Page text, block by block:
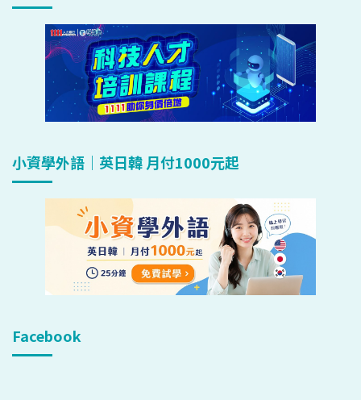
小資學外語｜英日韓 月付1000元起
Facebook